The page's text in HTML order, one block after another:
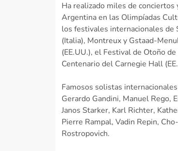
Ha realizado miles de
Argentina en las Olimpíadas
los festivales internacionales de
(Italia), Montreux y Gstaad-
(EE.UU.), el Festival de Otoño
Centenario del Carnegie Hall
Famosos solistas
Gerardo Gandini, Manuel Rego,
Janos Starker, Karl Richter,
Pierre Rampal, Vadin Repin,
Rostropovich.